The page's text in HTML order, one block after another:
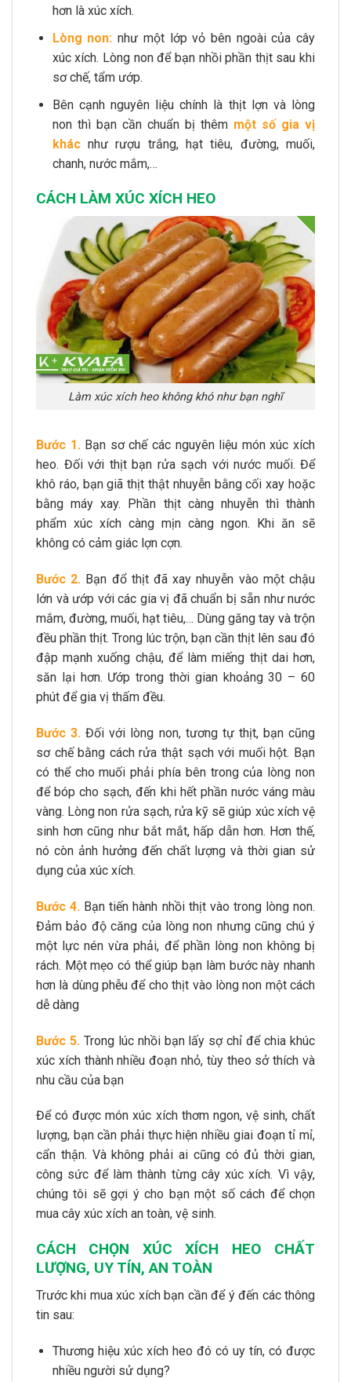
hơn là xúc xích.
Lòng non: như một lớp vỏ bên ngoài của cây
xúc xích. Lòng non để bạn nhồi phần thịt sau khi
sơ chế, tẩm ướp.
Bên cạnh nguyên liệu chính là thịt lợn và lòng
non thì bạn cần chuẩn bị thêm một số gia vị
khácnhư rượu trắng, hạt tiêu, đường, muối,
chanh, nước mắm,…
CÁCH LÀM XÚC XÍCH HEO
Làm xúc xích heo không khó như bạn nghĩ
Bước 1.Bạn sơ chế các nguyên liệu món xúc xích
heo. Đối với thịt bạn rửa sạch với nước muối. Để
khô ráo, bạn giã thịt thật nhuyễn bằng cối xay hoặc
bằng máy xay. Phần thịt càng nhuyễn thì thành
phẩm xúc xích càng mịn càng ngon. Khi ăn sẽ
không có cảm giác lợn cợn.
Bước 2. Bạn đổ thịt đã xay nhuyễn vào một chậu
lớn và ướp với các gia vị đã chuẩn bị sẵn như nước
mắm, đường, muối, hạt tiêu,… Dùng găng tay và trộn
đều phần thịt. Trong lúc trộn, bạn cần thịt lên sau đó
đập mạnh xuống chậu, để làm miếng thịt dai hơn,
săn lại hơn. Ướp trong thời gian khoảng 30 – 60
phút để gia vị thấm đều.
Bước 3. Đối với lòng non, tương tự thịt, bạn cũng
sơ chế bằng cách rửa thật sạch với muối hột. Bạn
có thể cho muối phải phía bên trong của lòng non
để bóp cho sạch, đến khi hết phần nước váng màu
vàng. Lòng non rửa sạch, rửa kỹ sẽ giúp xúc xích vệ
sinh hơn cũng như bắt mắt, hấp dẫn hơn. Hơn thế,
nó còn ảnh hưởng đến chất lượng và thời gian sử
dụng của xúc xích.
Bước 4. Bạn tiến hành nhồi thịt vào trong lòng non.
Đảm bảo độ căng của lòng non nhưng cũng chú ý
một lực nén vừa phải, để phần lòng non không bị
rách. Một mẹo có thể giúp bạn làm bước này nhanh
hơn là dùng phễu để cho thịt vào lòng non một cách
dễ dàng
Bước 5. Trong lúc nhồi bạn lấy sợ chỉ để chia khúc
xúc xích thành nhiều đoạn nhỏ, tùy theo sở thích và
nhu cầu của bạn
Để có được món xúc xích thơm ngon, vệ sinh, chất
lượng, bạn cần phải thực hiện nhiều giai đoạn tỉ mỉ,
cẩn thận. Và không phải ai cũng có đủ thời gian,
công sức để làm thành từng cây xúc xích. Vì vậy,
chúng tôi sẽ gợi ý cho bạn một số cách để chọn
mua cây xúc xích an toàn, vệ sinh.
CÁCH CHỌN XÚC XÍCH HEO CHẤT
LƯỢNG, UY TÍN, AN TOÀN
Trước khi mua xúc xích bạn cần để ý đến các thông
tin sau:
Thương hiệu xúc xích heo đó có uy tín, có được
nhiều người sử dụng?